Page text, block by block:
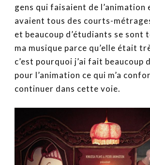
gens qui faisaient de l’animation
avaient tous des courts-
et beaucoup d’étudiants se sont
ma musique parce qu’elle était
c’est pourquoi j’ai fait beaucoup
pour l’animation ce qui m’a
continuer dans cette voie.